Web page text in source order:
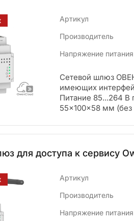
Артикул
Производитель
Напряжение питания
Сетевой шлюз
имеющих
Питание 85...264 В
55×100×58 мм
для доступа к сервису
Артикул
Производитель
Напряжение питания